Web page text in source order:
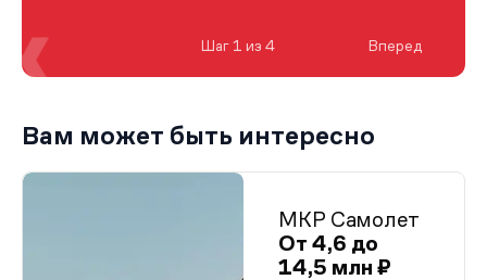
Шаг 1 из 4 Вперед
Вам может быть интересно
МКР Самолет
От 4,6 до
14,5 млн ₽